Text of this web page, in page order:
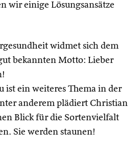
wir einige Lösungsansätze
widmet sich dem
bekannten Motto: Lieber
ist ein weiteres Thema in der
anderem plädiert Christian
Blick für die Sortenvielfalt
Sie werden staunen!